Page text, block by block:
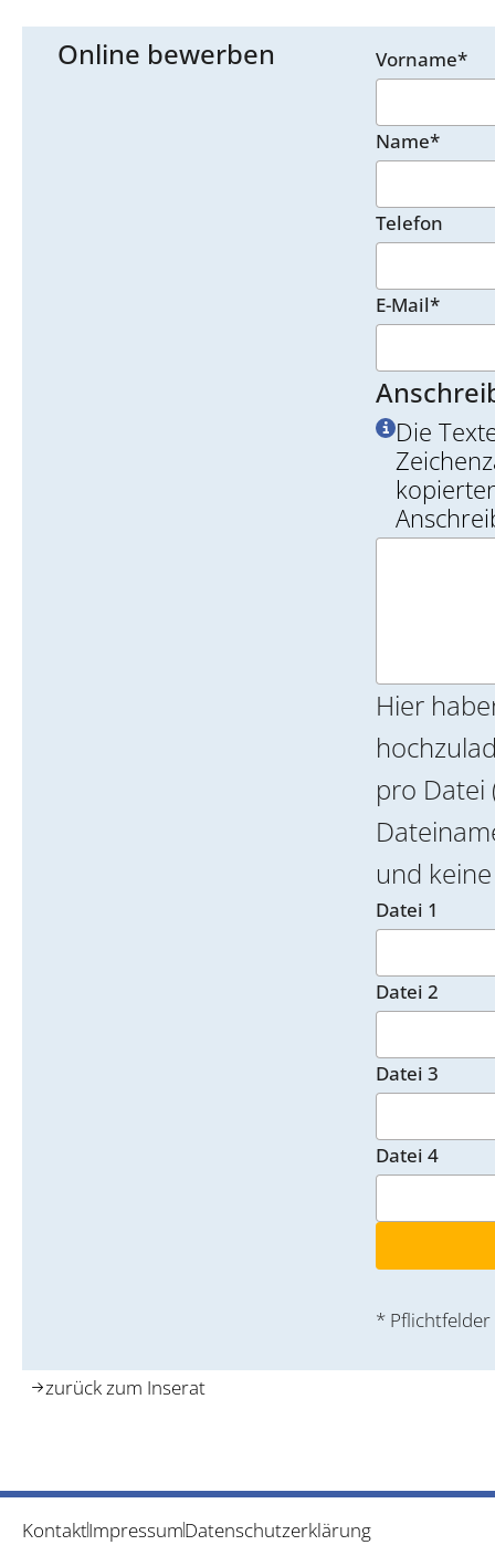
Online bewerben Vorname*
Name*
Telefon
E-Mail*
Die
Hier
pro Datei
und
Datei 1
Datei 2
Datei 3
Datei 4
* Pflichtfelder
zurück zum Inserat
KontaktImpressumDatenschutzerklärung